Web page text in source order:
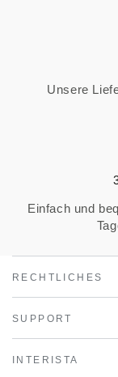
Unsere
Einfach und
RECHTLICHES
SUPPORT
INTERISTA